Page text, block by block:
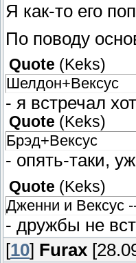
Я как-то его
По поводу
Quote ( Keks)
Шелдон+Вексус
- я встречал
Quote ( Keks)
Брэд+Вексус
- опять-таки,
Quote (Keks)
Дженни и Вексус
- дружбы не
[10] Furax